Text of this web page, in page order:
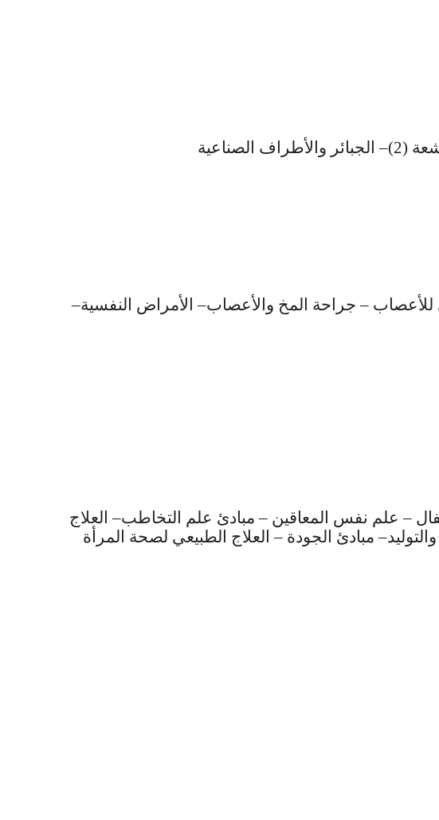
للأعصاب – جراحة المخ والأعصاب– الأمراض النفسية–
– علم نفس المعاقين – مبادئ علم التخاطب– العلاج
مبادئ الجودة – العلاج الطبيعي لصحة المرأة